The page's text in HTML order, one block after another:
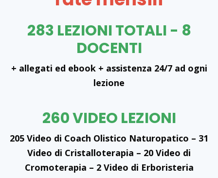
283 LEZIONI TOTALI - 8
DOCENTI
+ allegati ed ebook + assistenza 24/7 ad ogni
lezione
260 VIDEO LEZIONI
205 Video di Coach Olistico Naturopatico – 31
Video di Cristalloterapia – 20 Video di
Cromoterapia – 2 Video di Erboristeria